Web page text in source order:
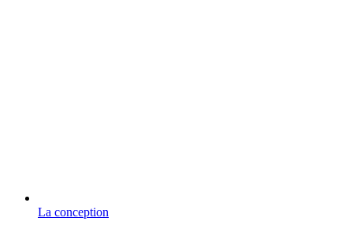
La conception